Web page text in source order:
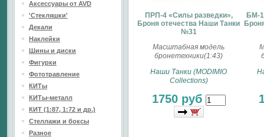
ПРП-4 «Силы разведки»,
Броня отечества Наши Танки
№31
Масштабная модель
бронетехники(1:43)
Наши Танки (MODIMIO
Collections)
1750 руб
БМ-
Аксессуары от AVD
'Стекляшки'
Декали
Наклейки
Шины и диски
Фигурки
Фототравление
КИТы
КИТы-металл
КИТ (1:87, 1:72 и др.)
Стеллажи и боксы
Разное